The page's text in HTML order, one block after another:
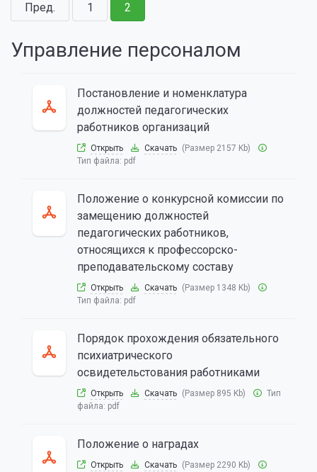
Пред. 1 2
Управление персоналом
Постановление и номенклатура
должностей педагогических
работников организаций
Открыть Скачать (Размер 2157 Kb)
Тип файла: pdf
Положение о конкурсной комиссии по
замещению должностей
педагогических работников,
относящихся к профессорско-
преподавательскому составу
Открыть Скачать (Размер 1348 Kb)
Тип файла: pdf
Порядок прохождения обязательного
психиатрического
освидетельстования работниками
Открыть Скачать (Размер 895 Kb)
Тип
файла: pdf
Положение о наградах
Открыть Скачать (Размер 2290 Kb)